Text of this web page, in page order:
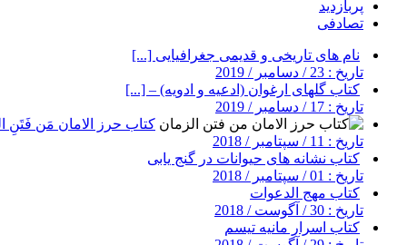
پربازدید
تصادفی
نام های تاریخی و قدیمی جغرافیایی [...]
تاریخ : 23 / دسامبر / 2019
کتاب گلهای ارغوان (ادعیه و ادویه) – [...]
تاریخ : 17 / دسامبر / 2019
کتاب حرز الامان مَن فَتَنِ
تاریخ : 11 / سپتامبر / 2018
کتاب نشانه های حیوانات در گنج یابی
تاریخ : 01 / سپتامبر / 2018
کتاب مهج الدعوات
تاریخ : 30 / آگوست / 2018
کتاب اسرار مانیه تیسم